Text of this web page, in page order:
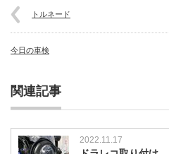
トルネード
今日の車検
関連記事
2022.11.17